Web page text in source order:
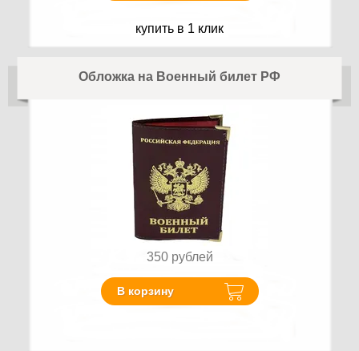
купить в 1 клик
Обложка на Военный билет РФ
350 рублей
В корзину